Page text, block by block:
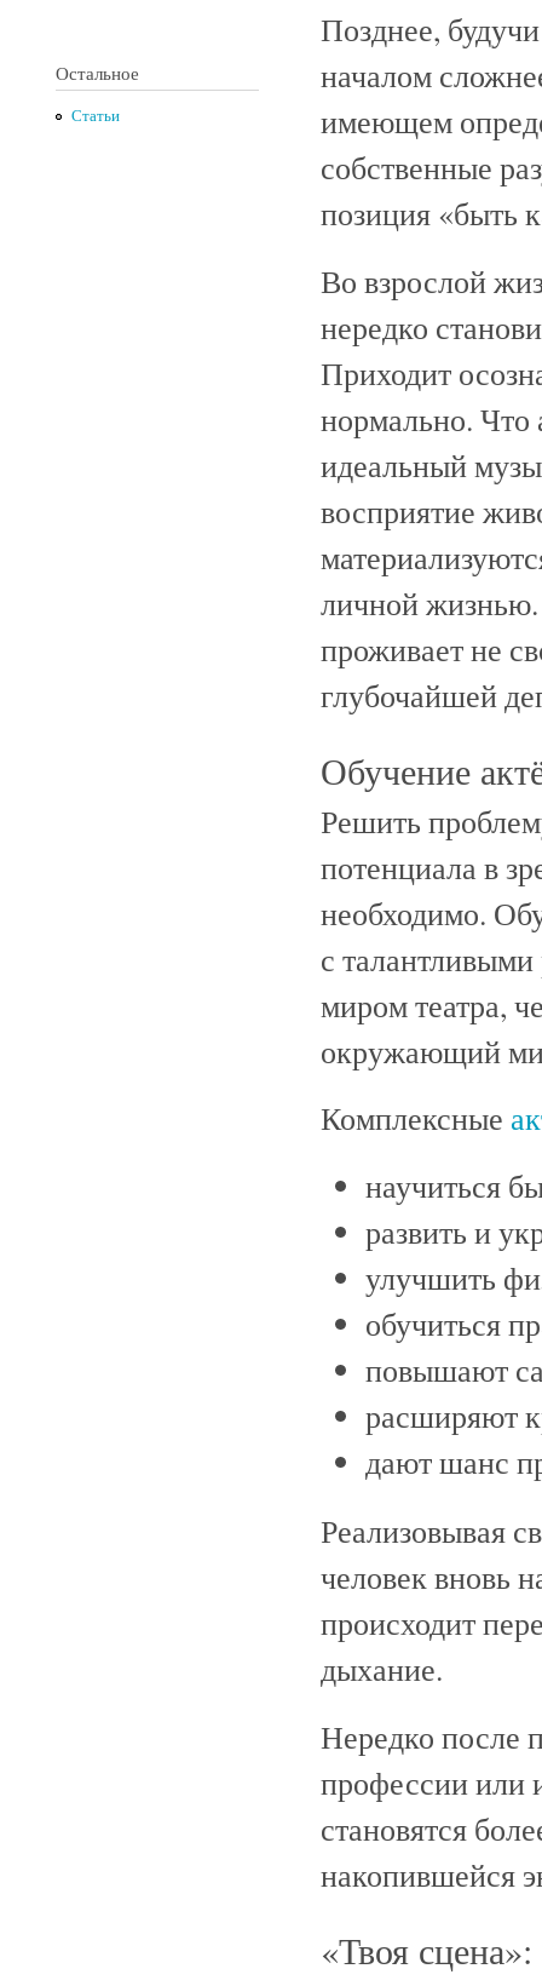
Остальное
Статьи
Позднее,
началом
имеющем
собственные
позиция «быть
Во взрослой
нередко
Приходит
нормально. Что
идеальный
восприятие
личной жизнью.
проживает не
глубочайшей
Обучение
Решить
потенциала в
необходимо.
с
миром театра,
окружающий
Комплексные
научиться
развить и
улучшить
обучиться
повышают
расширяют
дают шанс
Реализовывая
человек вновь
происходит
дыхание.
Нередко после
профессии или
становятся
накопившейся
«Твоя